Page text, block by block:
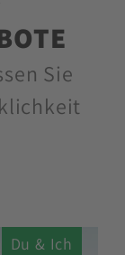
Sie
Du & Ich